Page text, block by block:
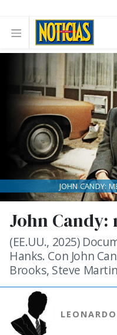
John Candy:
(EE.UU., 2025)
Hanks. Con John
Brooks, Steve
JOHN CANDY: